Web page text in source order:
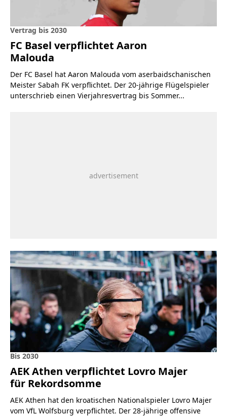
Vertrag bis 2030
FC Basel verpflichtet Aaron
Malouda
Der FC Basel hat Aaron Malouda vom aserbaidschanischen
Meister Sabah FK verpflichtet. Der 20-jährige Flügelspieler
unterschrieb einen Vierjahresvertrag bis Sommer...
Bis 2030
AEK Athen verpflichtet Lovro Majer
für Rekordsomme
AEK Athen hat den kroatischen Nationalspieler Lovro Majer
vom VfL Wolfsburg verpflichtet. Der 28-jährige offensive